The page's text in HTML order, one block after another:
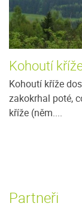
Kohoutí
Kohoutí kříže
zakokrhal poté,
kříže (něm....
Partneři